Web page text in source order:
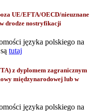
UE/EFTA/OECD/nieuznane
drodze nostryfikacji
języka polskiego na
tutaj
z dyplomem zagranicznym
międzynarodowej lub w
języka polskiego na